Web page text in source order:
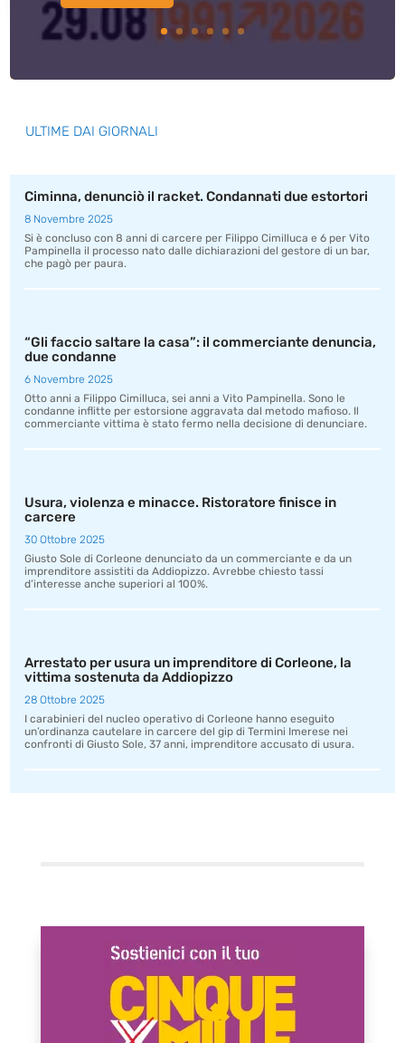
ULTIME DAI GIORNALI
Ciminna, denunciò il racket. Condannati due estortori
8 Novembre 2025
Si è concluso con 8 anni di carcere per Filippo Cimilluca e 6 per Vito
Pampinella il processo nato dalle dichiarazioni del gestore di un bar,
che pagò per paura.
“Gli faccio saltare la casa”: il commerciante denuncia,
due condanne
6 Novembre 2025
Otto anni a Filippo Cimilluca, sei anni a Vito Pampinella. Sono le
condanne inflitte per estorsione aggravata dal metodo mafioso. Il
commerciante vittima è stato fermo nella decisione di denunciare.
Usura, violenza e minacce. Ristoratore finisce in
carcere
30 Ottobre 2025
Giusto Sole di Corleone denunciato da un commerciante e da un
imprenditore assistiti da Addiopizzo. Avrebbe chiesto tassi
d’interesse anche superiori al 100%.
Arrestato per usura un imprenditore di Corleone, la
vittima sostenuta da Addiopizzo
28 Ottobre 2025
I carabinieri del nucleo operativo di Corleone hanno eseguito
un’ordinanza cautelare in carcere del gip di Termini Imerese nei
confronti di Giusto Sole, 37 anni, imprenditore accusato di usura.